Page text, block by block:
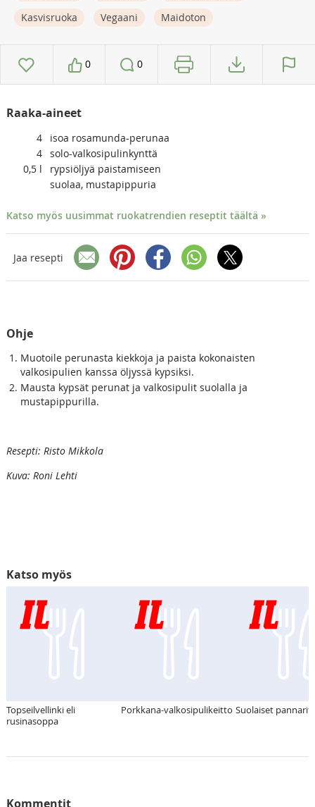
Kasvisruoka
Vegaani Maidoton
0 0
Raaka-aineet
4
isoa rosamunda-perunaa
4 solo-valkosipulinkynttä
0,5 l
rypsiöljyä paistamiseen
suolaa, mustapippuria
Katso myös uusimmat ruokatrendien reseptit täältä »
Jaa resepti
Ohje
Muotoile perunasta kiekkoja ja paista kokonaisten
valkosipulien kanssa öljyssä kypsiksi.
Mausta kypsät perunat ja valkosipulit suolalla ja
mustapippurilla.
Resepti: Risto Mikkola
Kuva: Roni Lehti
Katso myös
Topseilvellinki eli
rusinasoppa
Porkkana-valkosipulikeitto Suolaiset pannarit
Kommentit